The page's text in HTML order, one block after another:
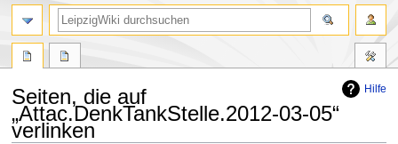
Hilfe
Seiten, die auf
„Attac.DenkTankStelle.2012-03-05“
verlinken